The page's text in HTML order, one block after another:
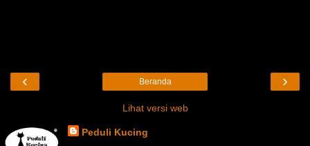
‹ ›
Beranda
Lihat versi web
Peduli Kucing